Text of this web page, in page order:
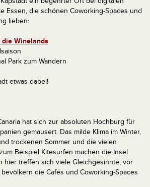
Essen, die schönen Coworking-Spaces und
lieben:
Winelands
Park zum Wandern
etwas dabei!
hat sich zur absoluten Hochburg für
gemausert. Das milde Klima im Winter,
trockenen Sommer und die vielen
Beispiel Kitesurfen machen die Insel
hier treffen sich viele Gleichgesinnte, vor
die Cafés und Coworking-Spaces